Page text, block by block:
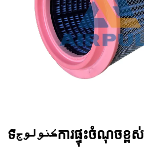
ទكنولوجีការផ្ទុះចំណុចខ្ពស់